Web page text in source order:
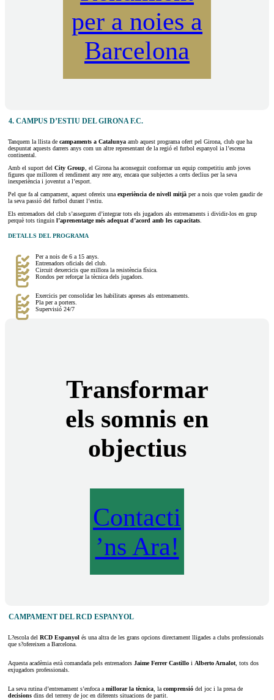
per a noies a
Barcelona
4. CAMPUS D’ESTIU DEL GIRONA F.C.
Tanquem la llista de campaments a Catalunya amb aquest programa ofert pel Girona, club que ha
despuntat aquests darrers anys com un altre representant de la regió el futbol espanyol ia l’escena
continental.
Amb el suport del City Group, el Girona ha aconseguit conformar un equip competitiu amb joves
figures que milloren el rendiment any rere any, encara que subjectes a certs declius per la seva
inexperiència i joventut a l’esport.
Pel que fa al campament, aquest ofereix unaexperiència de nivell mitjà per a nois que volen gaudir de
la seva passió del futbol durant l’estiu.
Els entrenadors del club s’asseguren d’integrar tots els jugadors als entrenaments i dividir-los en grup
perquè tots tinguin l’aprenentatge més adequat d’acord amb les capacitats.
DETALLS DEL PROGRAMA
Per a nois de 6 a 15 anys.
Entrenadors oficials del club.
Circuit dexercicis que millora la resistència física.
Rondos per reforçar la tècnica dels jugadors.
Exercicis per consolidar les habilitats apreses als entrenaments.
Pla per a porters.
Supervisió 24/7
Transformar
els somnis en
objectius
Contacti
’ns Ara!
CAMPAMENT DEL RCD ESPANYOL
L?escola del RCD Espanyol és una altra de les grans opcions directament lligades a clubs professionals
que s?ofereixen a Barcelona.
Aquesta acadèmia està comandada pels entrenadors Jaime Ferrer Castillo i Alberto Arnalot, tots dos
exjugadors professionals.
La seva rutina d’entrenament s’enfoca amillorar la tècnica, lacomprensió del joc i la presa de
decisions dins del terreny de joc en diferents situacions de partit.